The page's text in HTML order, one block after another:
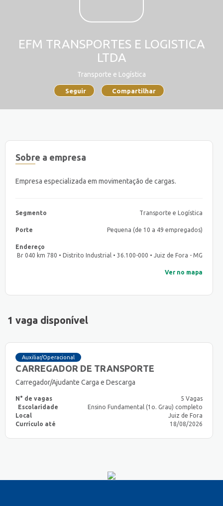
EFM TRANSPORTES E LOGISTICA
LTDA
Transporte e Logística
Seguir Compartilhar
Sobre a empresa
Empresa especializada em movimentação de cargas.
Segmento Transporte e Logística
Porte Pequena (de 10 a 49 empregados)
Endereço
Br 040 km 780 • Distrito Industrial • 36.100-000 • Juiz de Fora - MG
Ver no mapa
1 vaga disponível
Auxiliar/Operacional
CARREGADOR DE TRANSPORTE
Carregador/Ajudante Carga e Descarga
N° de vagas
5 Vagas
Escolaridade
Ensino Fundamental (1o. Grau) completo
Local
Juiz de Fora
Currículo até
18/08/2026